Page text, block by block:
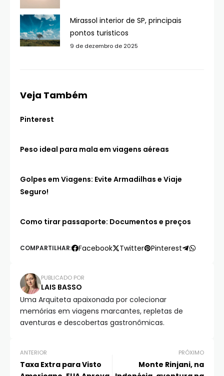
Mirassol interior de SP, principais
pontos turisticos
9 de dezembro de 2025
Veja Também
Pinterest
Peso ideal para mala em viagens aéreas
Golpes em Viagens: Evite Armadilhas e Viaje
Seguro!
Como tirar passaporte: Documentos e preços
COMPARTILHAR: Facebook Twitter Pinterest
PUBLICADO POR
LAIS BASSO
Uma Arquiteta apaixonada por colecionar
memórias em viagens marcantes, repletas de
aventuras e descobertas gastronômicas.
ANTERIOR
Taxa Extra para Visto
PRÓXIMO
Monte Rinjani, na